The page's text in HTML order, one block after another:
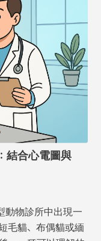
結合心電圖與
物診所中出現一
毛貓、布偶貓或緬